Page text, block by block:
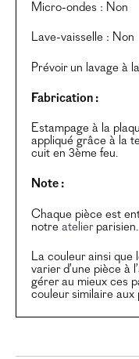
Micro-ondes : Non
Lave-vaisselle : Non
Prévoir un lavage à
Fabrication :
Estampage à la
appliqué grâce à la
cuit en 3ème feu.
Note :
Chaque pièce est
notre atelierparisien.
La couleur ainsi que
varier d’une pièce à
gérer au mieux ces
couleur similaire aux